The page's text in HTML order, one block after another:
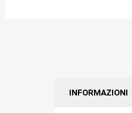
INFORMAZIONI